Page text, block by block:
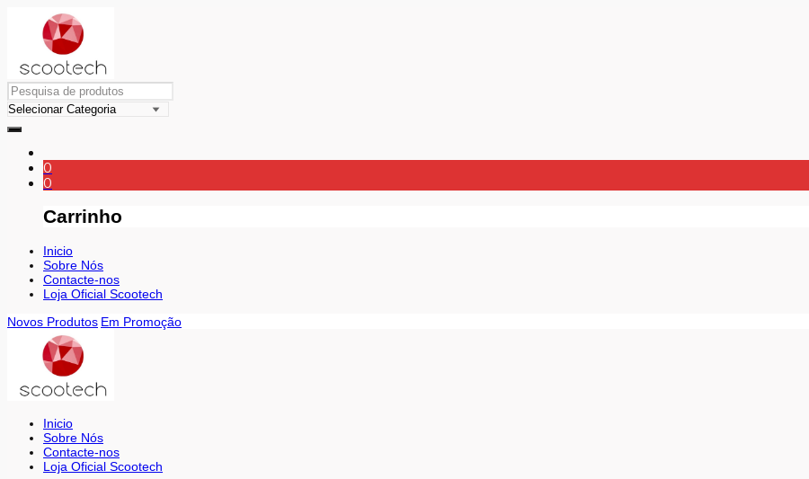
0
0
Carrinho
Inicio
Sobre Nós
Contacte-nos
Loja Oficial Scootech
Novos Produtos Em Promoção
Inicio
Sobre Nós
Contacte-nos
Loja Oficial Scootech